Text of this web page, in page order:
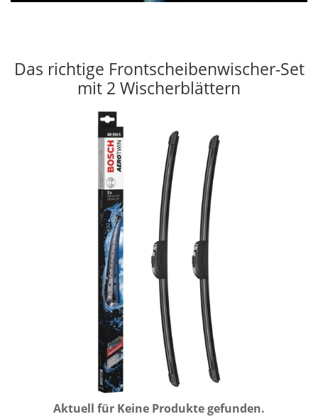
Das richtige Frontscheibenwischer-Set
mit 2 Wischerblättern
Aktuell für Keine Produkte gefunden.